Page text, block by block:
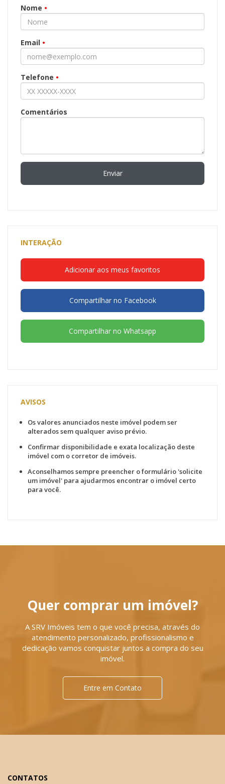
Nome •
Email •
Telefone •
Comentários
Enviar
INTERAÇÃO
Adicionar aos meus favoritos
Compartilhar no Facebook
Compartilhar no Whatsapp
AVISOS
Os valores anunciados neste imóvel podem ser
alterados sem qualquer aviso prévio.
Confirmar disponibilidade e exata localização deste
imóvel com o corretor de imóveis.
Aconselhamos sempre preencher o formulário 'solicite
um imóvel' para ajudarmos encontrar o imóvel certo
para você.
Quer comprar um imóvel?
A SRV Imóveis tem o que você precisa, através do
atendimento personalizado, profissionalismo e
dedicação vamos conquistar juntos a compra do seu
imóvel.
Entre em Contato
CONTATOS